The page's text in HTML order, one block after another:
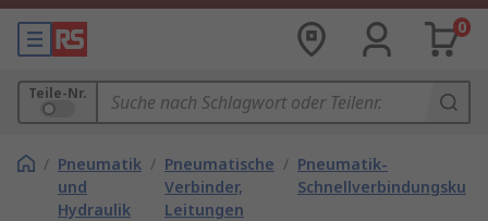
0
Teile-Nr.
/ Pneumatik
und
Hydraulik
/ Pneumatische
Verbinder,
Leitungen
/ Pneumatik-